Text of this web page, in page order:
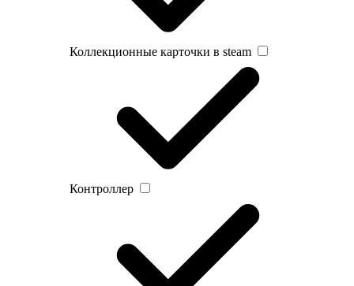
Коллекционные карточки в steam
Контроллер